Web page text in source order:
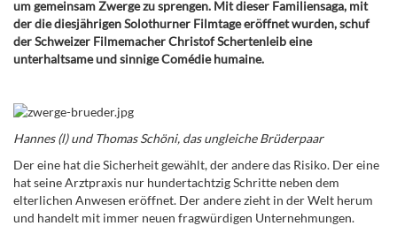
um gemeinsam Zwerge zu sprengen. Mit dieser Familiensaga, mit
der die diesjährigen Solothurner Filmtage eröffnet wurden, schuf
der Schweizer Filmemacher Christof Schertenleib eine
unterhaltsame und sinnige Comédie humaine.
Hannes (l) und Thomas Schöni, das ungleiche Brüderpaar
Der eine hat die Sicherheit gewählt, der andere das Risiko. Der eine
hat seine Arztpraxis nur hundertachtzig Schritte neben dem
elterlichen Anwesen eröffnet. Der andere zieht in der Welt herum
und handelt mit immer neuen fragwürdigen Unternehmungen.